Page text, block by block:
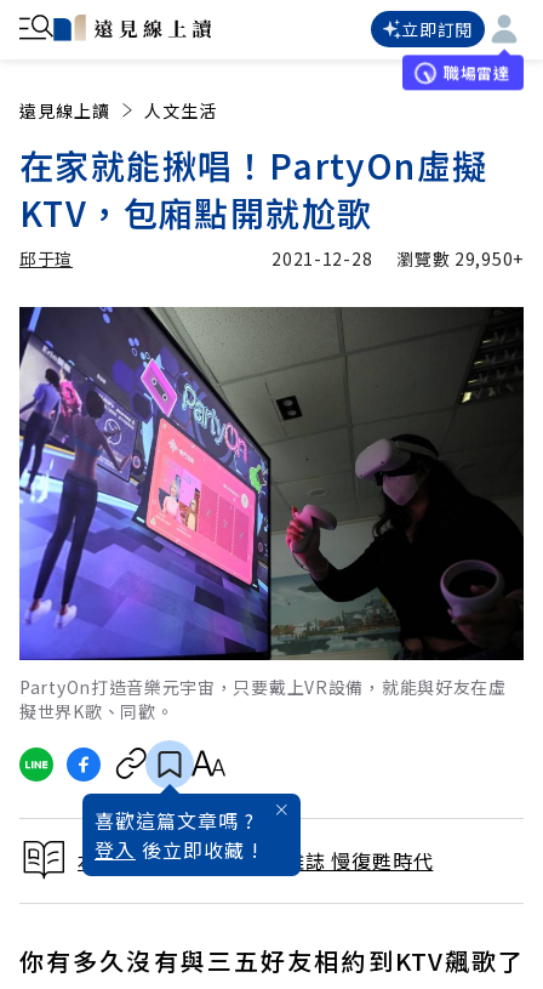
立即訂閱
職場雷達
遠見線上讀 人文生活
在家就能揪唱！PartyOn虛擬
KTV，包廂點開就尬歌
邱于瑄
邱于瑄 加入追蹤
2021-12-28 瀏覽數 29,950+
PartyOn打造音樂元宇宙，只要戴上VR設備，就能與好友在虛
擬世界K歌、同歡。
喜歡這篇文章嗎 ?
登入 後立即收藏 !
本文出自 2022 / 1月號雜誌 慢復甦時代
你有多久沒有與三五好友相約到KTV飆歌了